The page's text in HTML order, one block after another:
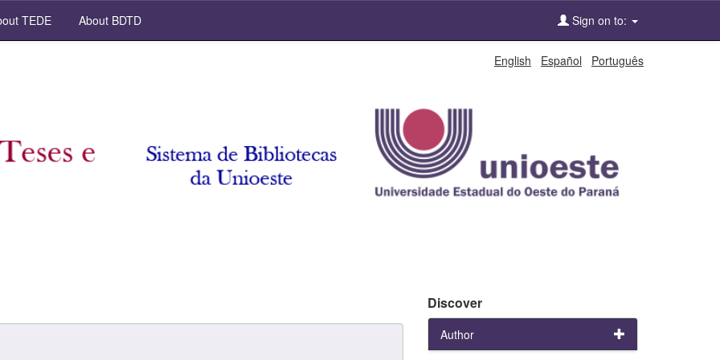
TEDE About BDTD Sign on to:
English Español Português
Discover
Author